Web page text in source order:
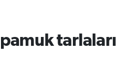
tarlaları